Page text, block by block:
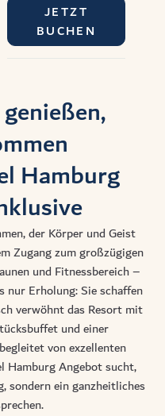
JETZT
BUCHEN
Hamburg
der Körper und Geist
Zugang zum großzügigen
und Fitnessbereich –
nur Erholung: Sie schaffen
verwöhnt das Resort mit
und einer
von exzellenten
Hamburg Angebotsucht,
sondern ein ganzheitliches